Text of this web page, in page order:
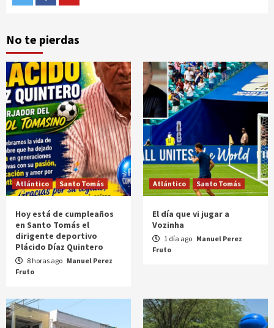
No te pierdas
Atlántico Santo Tomás
Hoy está de cumpleaños
en Santo Tomás el
dirigente deportivo
Plácido Díaz Quintero
8 horas ago Manuel Perez
Fruto
Atlántico Santo Tomás
El día que vi jugar a
Vozinha
1 día ago Manuel Perez
Fruto